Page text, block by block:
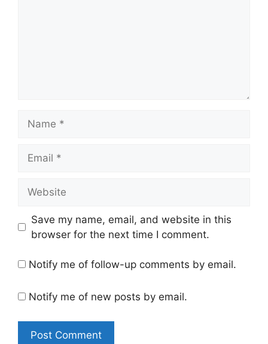
Save my name, email, and website in this
browser for the next time I comment.
Notify me of follow-up comments by email.
Notify me of new posts by email.